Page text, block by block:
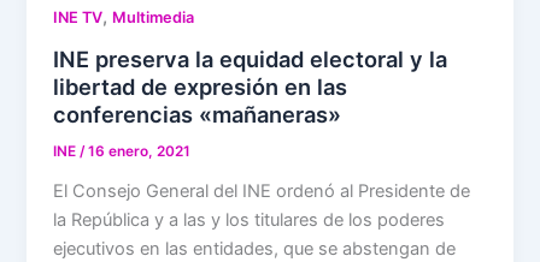
INE TV, Multimedia
INE preserva la equidad electoral y la
libertad de expresión en las
conferencias «mañaneras»
INE/16 enero, 2021
El Consejo General del INE ordenó al Presidente de
la República y a las y los titulares de los poderes
ejecutivos en las entidades, que se abstengan de